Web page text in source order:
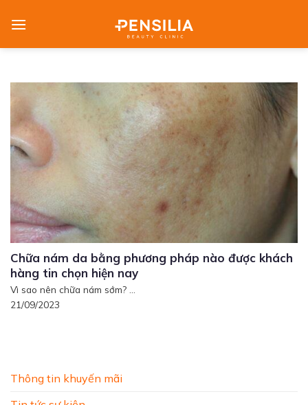
Thông tin khuyến mãi
Chữa nám da bằng phương pháp nào được khách
hàng tin chọn hiện nay
Vì sao nên chữa nám sớm? ...
21/09/2023